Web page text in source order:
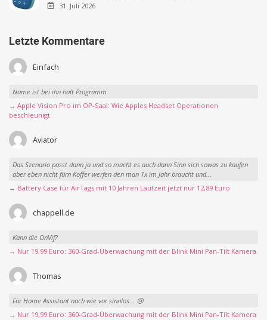
31. Juli 2026
Letzte Kommentare
Einfach
Name ist bei ihn halt Programm
→ Apple Vision Pro im OP-Saal: Wie Apples Headset Operationen
beschleunigt
Aviator
Das Szenario passt dann ja und so macht es auch dann Sinn sich sowas zu kaufen
aber eben nicht fürn Koffer werfen den man 1x im Jahr braucht und...
→ Battery Case für AirTags mit 10 Jahren Laufzeit jetzt nur 12,89 Euro
chappell.de
Kann die OnVif?
→ Nur 19,99 Euro: 360-Grad-Überwachung mit der Blink Mini Pan-Tilt Kamera
Thomas
Für Home Assistant nach wie vor sinnlos... 😢
→ Nur 19,99 Euro: 360-Grad-Überwachung mit der Blink Mini Pan-Tilt Kamera